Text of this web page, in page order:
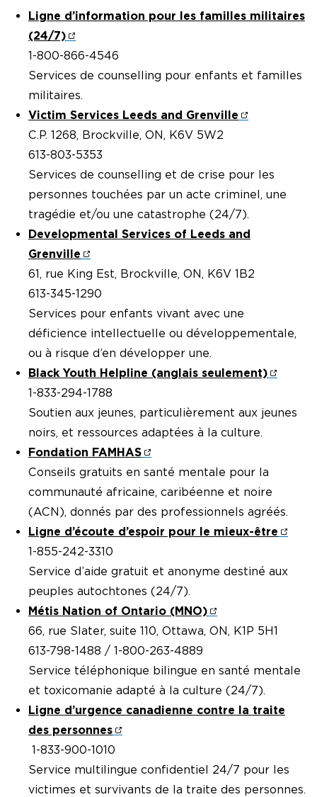
Ligne d’information pour les familles militaires
(24/7)
1-800-866-4546
Services de counselling pour enfants et familles
militaires.
Victim Services Leeds and Grenville
C.P. 1268, Brockville, ON, K6V 5W2
613-803-5353
Services de counselling et de crise pour les
personnes touchées par un acte criminel, une
tragédie et/ou une catastrophe (24/7).
Developmental Services of Leeds and
Grenville
61, rue King Est, Brockville, ON, K6V 1B2
613-345-1290
Services pour enfants vivant avec une
déficience intellectuelle ou développementale,
ou à risque d’en développer une.
Black Youth Helpline (anglais seulement)
1-833-294-1788
Soutien aux jeunes, particulièrement aux jeunes
noirs, et ressources adaptées à la culture.
Fondation FAMHAS
Conseils gratuits en santé mentale pour la
communauté africaine, caribéenne et noire
(ACN), donnés par des professionnels agréés.
Ligne d’écoute d’espoir pour le mieux-être
1-855-242-3310
Service d’aide gratuit et anonyme destiné aux
peuples autochtones (24/7).
Métis Nation of Ontario (MNO)
66, rue Slater, suite 110, Ottawa, ON, K1P 5H1
613-798-1488 / 1-800-263-4889
Service téléphonique bilingue en santé mentale
et toxicomanie adapté à la culture (24/7).
Ligne d’urgence canadienne contre la traite
des personnes
1-833-900-1010
Service multilingue confidentiel 24/7 pour les
victimes et survivants de la traite des personnes.